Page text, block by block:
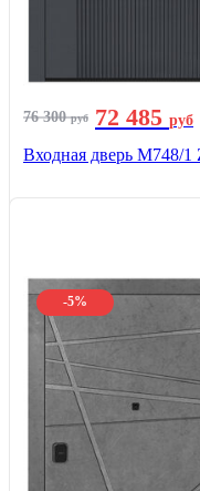
76 300руб 72 485 руб
Входная дверь М748/1
-5%